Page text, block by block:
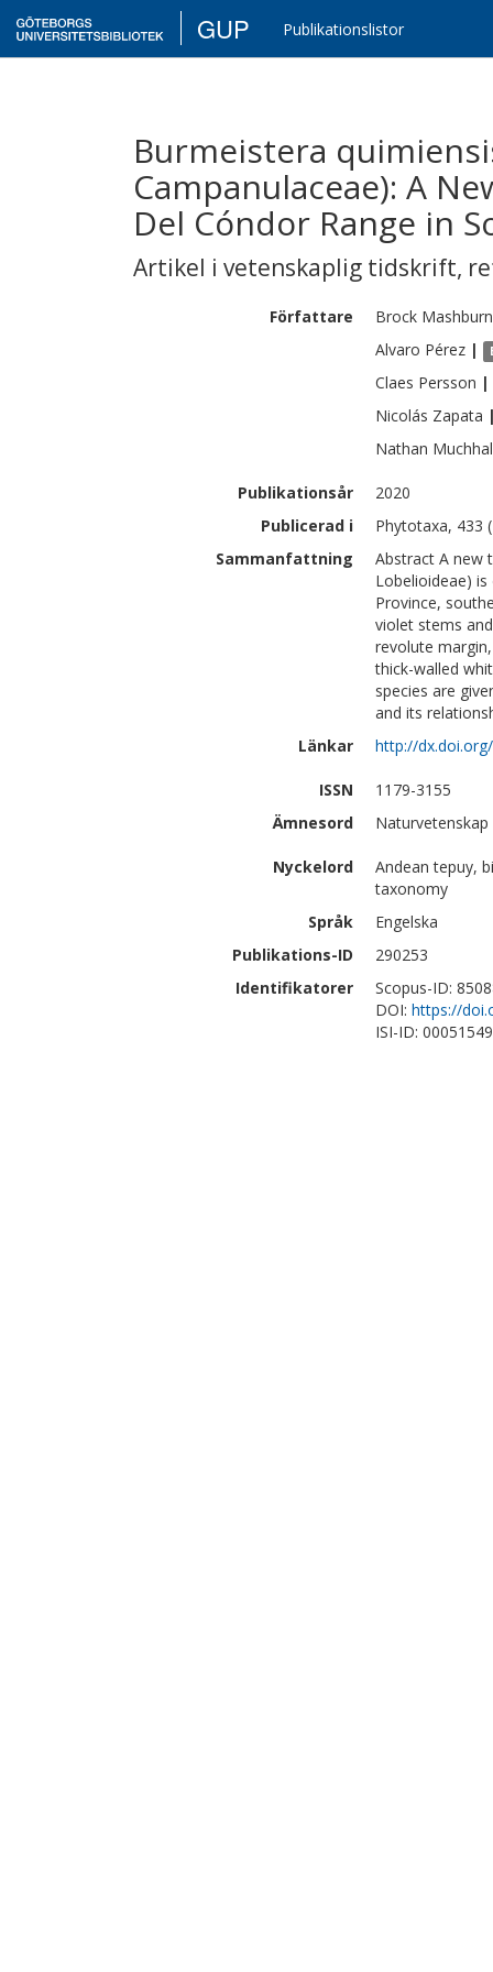
GUP Publikationslistor
Burmeistera
Campanulaceae): A
Del Cóndor Range in
Artikel i vetenskaplig tidskrift,
Författare Brock Mashburn
Alvaro Pérez |
Claes Persson |
Nicolás Zapata
Nathan
Publikationsår
2020
Publicerad i
Phytotaxa, 433
Sammanfattning
Abstract A new
Lobelioideae)
Province,
violet stems
revolute
thick-walled
species are
and its
Länkar
http://
ISSN
1179-3155
Ämnesord
Nyckelord
Andean tepuy,
taxonomy
Språk
Engelska
Publikations-ID
290253
Identifikatorer
Scopus-ID:
DOI: https://
ISI-ID: